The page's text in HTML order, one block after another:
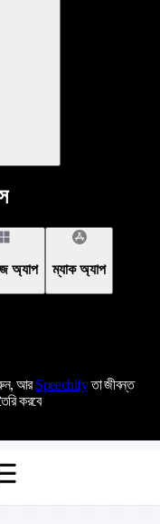
অ্যাপ ম্যাক অ্যাপ
আরSpeechifyতা জীবন্ত
করবে